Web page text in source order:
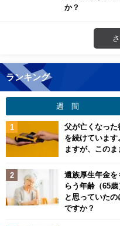
か？
ランキング
週 間
父が亡くなった
を続けていま
ますが、この
遺族厚生年金を
らう年齢（65
と思っていた
ですか？